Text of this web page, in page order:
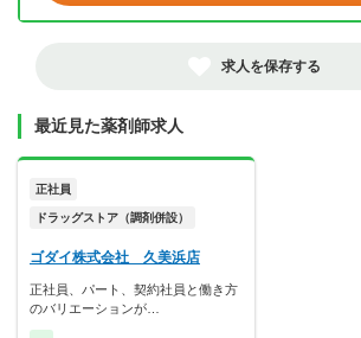
求人を保存する
最近見た薬剤師求人
正社員
ドラッグストア（調剤併設）
ゴダイ株式会社 久美浜店
正社員、パート、契約社員と働き方
のバリエーションが…